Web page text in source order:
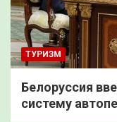
ТУРИЗМ
Белоруссия
систему